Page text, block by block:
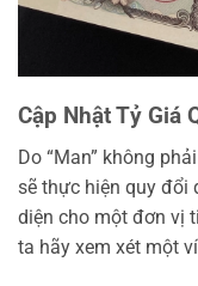
Cập Nhật Tỷ Giá
Do “Man” không
sẽ thực hiện quy đổi
diện cho một đơn vị
ta hãy xem xét một